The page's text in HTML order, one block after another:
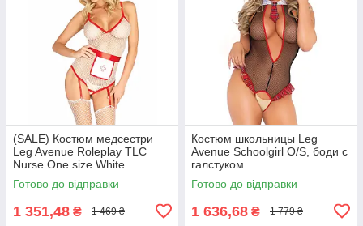
(SALE) Костюм медсестри
Leg Avenue Roleplay TLC
Nurse One size White
Готово до відправки
1 351,48 ₴ 1 469 ₴
Костюм школьницы Leg
Avenue Schoolgirl O/S, боди с
галстуком
Готово до відправки
1 636,68 ₴ 1 779 ₴